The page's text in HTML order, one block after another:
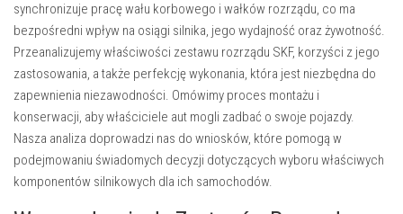
synchronizuje pracę wału korbowego i wałków rozrządu, co ma
bezpośredni wpływ na osiągi silnika, jego wydajność oraz żywotność.
Przeanalizujemy właściwości zestawu rozrządu SKF, korzyści z jego
zastosowania, a także perfekcję wykonania, która jest niezbędna do
zapewnienia niezawodności. Omówimy proces montażu i
konserwacji, aby właściciele aut mogli zadbać o swoje pojazdy.
Nasza analiza doprowadzi nas do wniosków, które pomogą w
podejmowaniu świadomych decyzji dotyczących wyboru właściwych
komponentów silnikowych dla ich samochodów.